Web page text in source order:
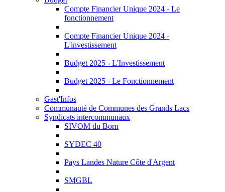
Compte Financier Unique 2024 - Le
fonctionnement
Compte Financier Unique 2024 -
L'investissement
Budget 2025 - L'Investissement
Budget 2025 - Le Fonctionnement
Gast'Infos
Communauté de Communes des Grands Lacs
Syndicats intercommunaux
SIVOM du Born
SYDEC 40
Pays Landes Nature Côte d'Argent
SMGBL